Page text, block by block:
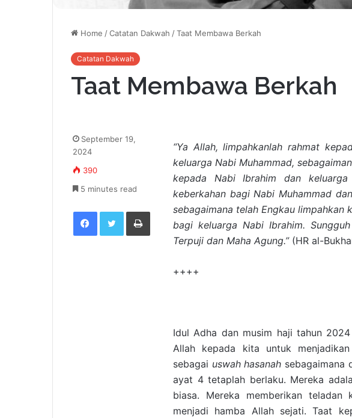
Home /Catatan Dakwah /Taat Membawa Berkah
Catatan Dakwah
Taat Membawa Berkah
“Ya Allah, limpahkanlah rahmat
keluarga Nabi Muhammad,
kepada Nabi Ibrahim dan
keberkahan bagi Nabi Muhammad
sebagaimana telah Engkau limpahkan
bagi keluarga Nabi Ibrahim.
Terpuji dan Maha Agung.” (HR al-
++++
Idul Adha dan musim haji tahun
Allah kepada kita untuk
sebagai uswah hasanah sebagaimana
ayat 4 tetaplah berlaku. Mereka
biasa. Mereka memberikan teladan
menjadi hamba Allah sejati. Taat
September 19,
2024
390
5 minutes read
Facebook Twitter Print